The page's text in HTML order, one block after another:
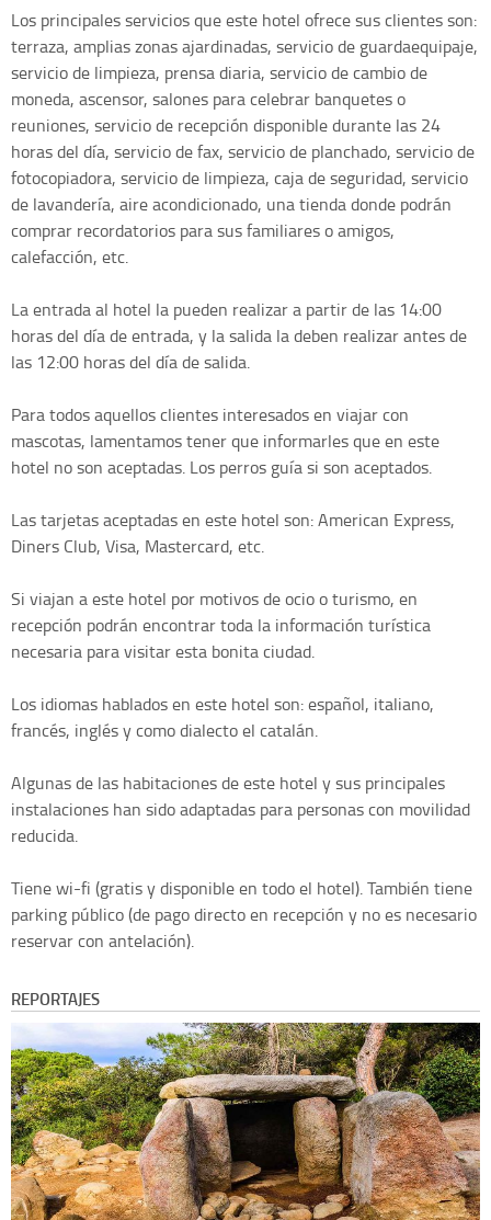
Los principales servicios que este hotel ofrece sus clientes son:
terraza, amplias zonas ajardinadas, servicio de guardaequipaje,
servicio de limpieza, prensa diaria, servicio de cambio de
moneda, ascensor, salones para celebrar banquetes o
reuniones, servicio de recepción disponible durante las 24
horas del día, servicio de fax, servicio de planchado, servicio de
fotocopiadora, servicio de limpieza, caja de seguridad, servicio
de lavandería, aire acondicionado, una tienda donde podrán
comprar recordatorios para sus familiares o amigos,
calefacción, etc.
La entrada al hotel la pueden realizar a partir de las 14:00
horas del día de entrada, y la salida la deben realizar antes de
las 12:00 horas del día de salida.
Para todos aquellos clientes interesados en viajar con
mascotas, lamentamos tener que informarles que en este
hotel no son aceptadas. Los perros guía si son aceptados.
Las tarjetas aceptadas en este hotel son: American Express,
Diners Club, Visa, Mastercard, etc.
Si viajan a este hotel por motivos de ocio o turismo, en
recepción podrán encontrar toda la información turística
necesaria para visitar esta bonita ciudad.
Los idiomas hablados en este hotel son: español, italiano,
francés, inglés y como dialecto el catalán.
Algunas de las habitaciones de este hotel y sus principales
instalaciones han sido adaptadas para personas con movilidad
reducida.
Tiene wi-fi (gratis y disponible en todo el hotel). También tiene
parking público (de pago directo en recepción y no es necesario
reservar con antelación).
REPORTAJES